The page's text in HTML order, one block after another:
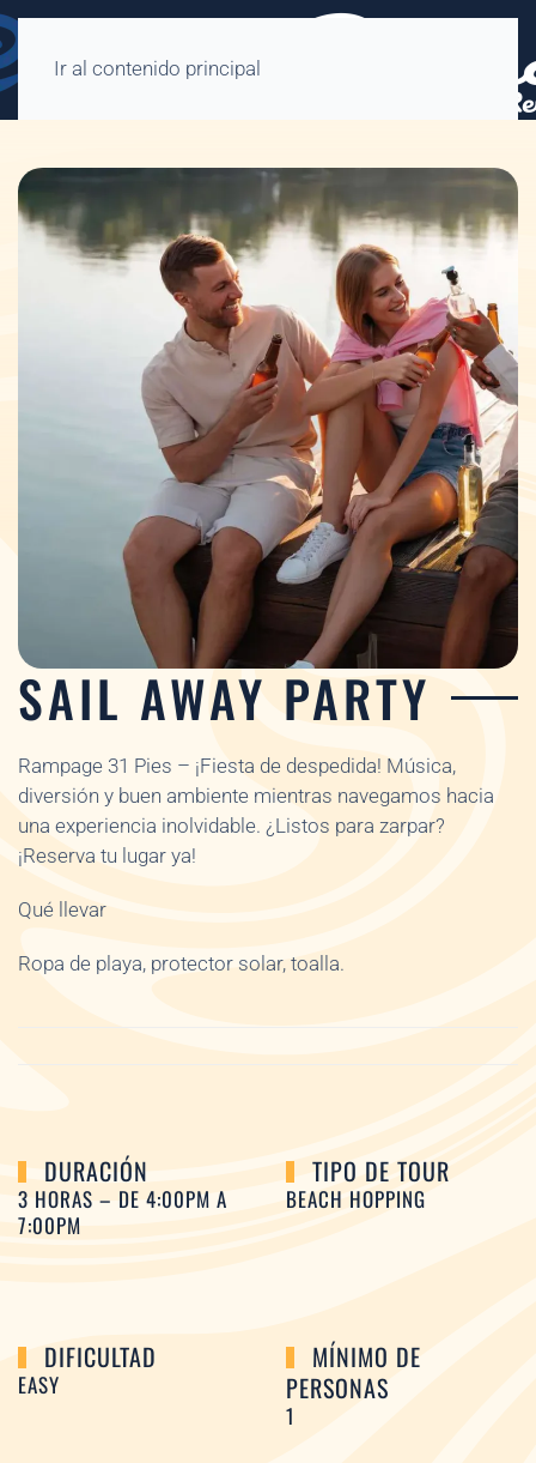
Ir al contenido principal
SAIL AWAY PARTY
Rampage 31 Pies – ¡Fiesta de despedida! Música,
diversión y buen ambiente mientras navegamos hacia
una experiencia inolvidable. ¿Listos para zarpar?
¡Reserva tu lugar ya!
Qué llevar
Ropa de playa, protector solar, toalla.
DURACIÓN
3 HORAS – DE 4:00PM A
7:00PM
TIPO DE TOUR
BEACH HOPPING
DIFICULTAD
EASY
MÍNIMO DE
PERSONAS
1